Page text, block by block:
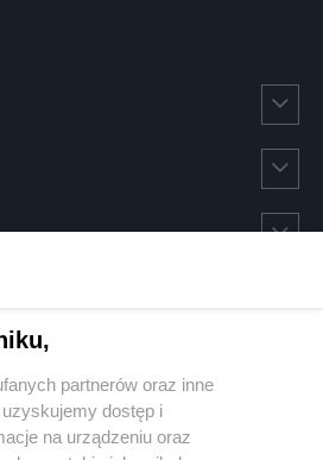
partnerów oraz inne
dostęp i
na urządzeniu oraz